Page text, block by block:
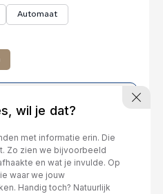
Automaat
wil je dat?
met informatie erin. Die
Zo zien we bijvoorbeeld
en wat je invulde. Op
waar we jouw
Handig toch? Natuurlijk